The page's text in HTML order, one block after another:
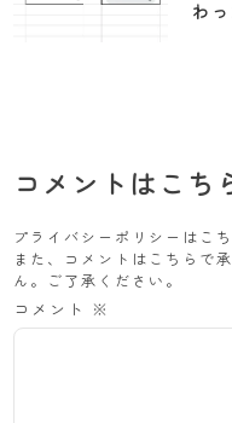
わ
コメントはこち
プライバシーポリシーは こ
また、コメントはこちらで
ん。ご了承ください。
コメント ※